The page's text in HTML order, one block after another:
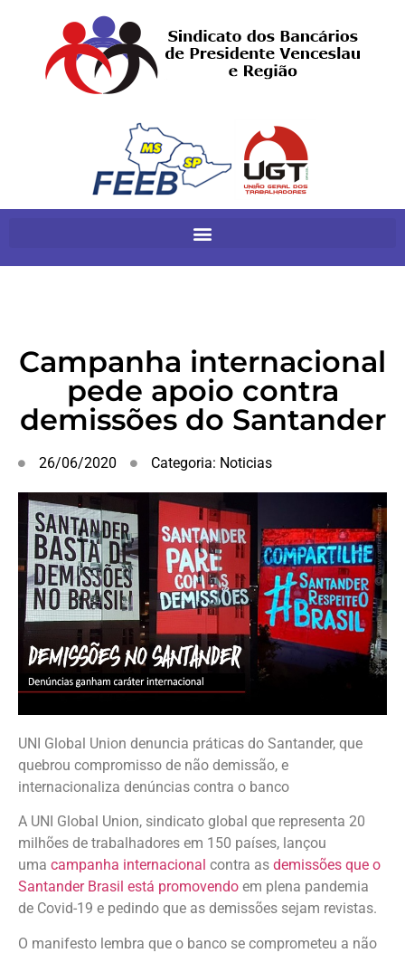
Campanha internacional
pede apoio contra
demissões do Santander
26/06/2020 Categoria: Noticias
UNI Global Union denuncia práticas do Santander, que
quebrou compromisso de não demissão, e
internacionaliza denúncias contra o banco
A UNI Global Union, sindicato global que representa 20
milhões de trabalhadores em 150 países, lançou
uma campanha internacional contra as demissões que o
Santander Brasil está promovendo em plena pandemia
de Covid-19 e pedindo que as demissões sejam revistas.
O manifesto lembra que o banco se comprometeu a não